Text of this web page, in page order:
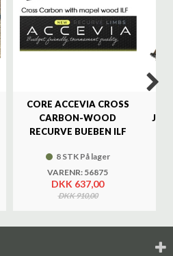
CORE ACCEVIA CROSS
CARBON-WOOD
RECURVE BUEBEN ILF
8 STK På lager
VARENR: 56875
DKK 637,00
DKK 910,00